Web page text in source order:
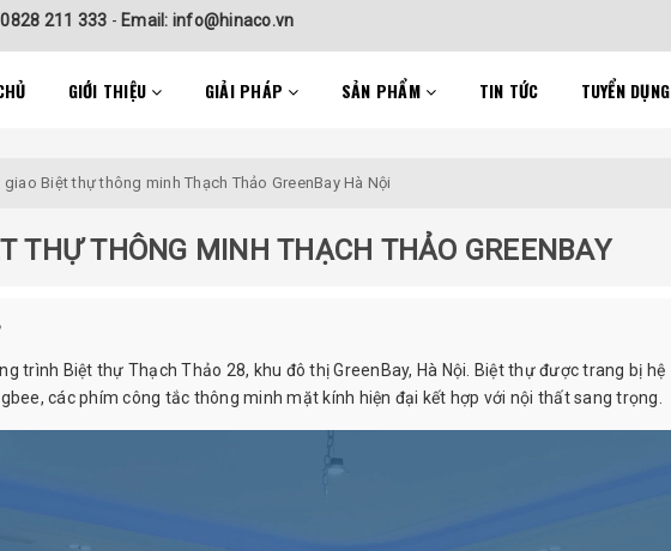
211 333 - Email: info@hinaco.vn
GIỚI THIỆU GIẢI PHÁP SẢN PHẨM TIN TỨC TUYỂN DỤNG
giao Biệt thự thông minh Thạch Thảo GreenBay Hà Nội
THỰ THÔNG MINH THẠCH THẢO GREENBAY
trình Biệt thự Thạch Thảo 28, khu đô thị GreenBay, Hà Nội. Biệt thự được trang bị hệ
các phím công tắc thông minh mặt kính hiện đại kết hợp với nội thất sang trọng.